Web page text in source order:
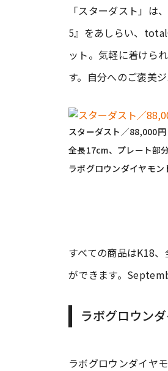
「スターダスト」
5』をあしらい、
ット。気軽に着けら
す。自分へのご褒美
スターダスト／88,000円
全長17cm、プレート部
ラボグロウンダイヤモ
すべての商品はK18
ができます。
ラボグロウン
ラボグロウンダイヤ